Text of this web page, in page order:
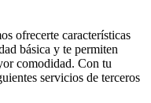
ofrecerte características
básica y te permiten
comodidad. Con tu
servicios de terceros